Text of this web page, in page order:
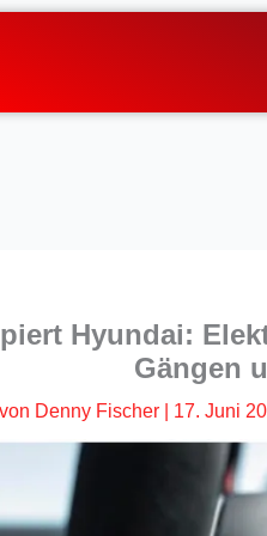
Hyundai:
Gängen
von Denny Fischer 17. Juni